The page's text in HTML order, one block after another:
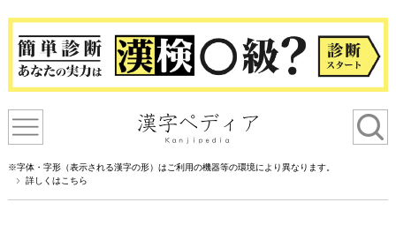
※字体・字形（表示される漢字の形）はご利用の機器等の環境により異なります。
詳しくはこちら